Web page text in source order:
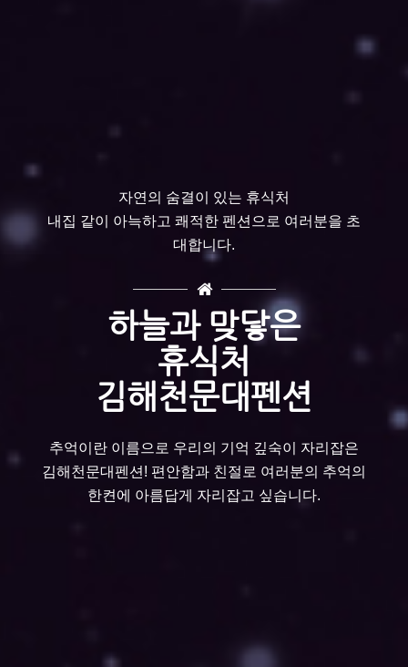
자연의 숨결이 있는 휴식처
내집 같이 아늑하고 쾌적한 펜션으로 여러분을 초
대합니다.
하늘과 맞닿은
휴식처
김해천문대펜션
추억이란 이름으로 우리의 기억 깊숙이 자리잡은
김해천문대펜션! 편안함과 친절로 여러분의 추억의
한켠에 아름답게 자리잡고 싶습니다.